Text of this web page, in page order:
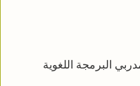
البرمجة اللغوية